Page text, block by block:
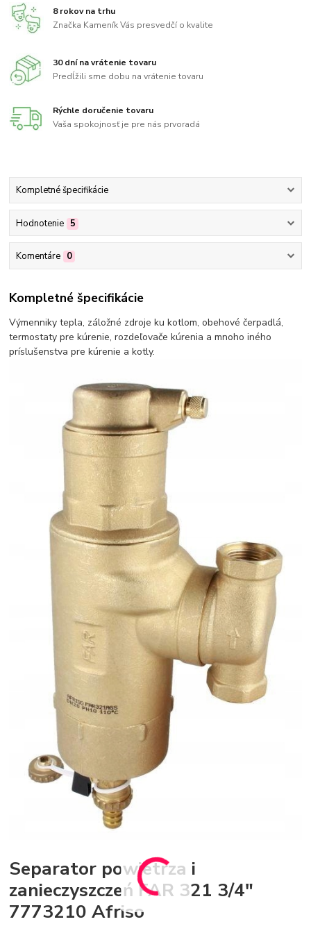
8 rokov na trhu
Značka Kameník Vás presvedčí o kvalite
30 dní na vrátenie tovaru
Predĺžili sme dobu na vrátenie tovaru
Rýchle doručenie tovaru
Vaša spokojnosť je pre nás prvoradá
Kompletné špecifikácie
Hodnotenie 5
Komentáre 0
Kompletné špecifikácie
Výmenniky tepla, záložné zdroje ku kotlom, obehové čerpadlá,
termostaty pre kúrenie, rozdeľovače kúrenia a mnoho iného
príslušenstva pre kúrenie a kotly.
Separator powietrza i
zanieczyszczeń FAR 321 3/4"
7773210 Afriso